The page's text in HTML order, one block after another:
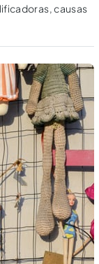
causas